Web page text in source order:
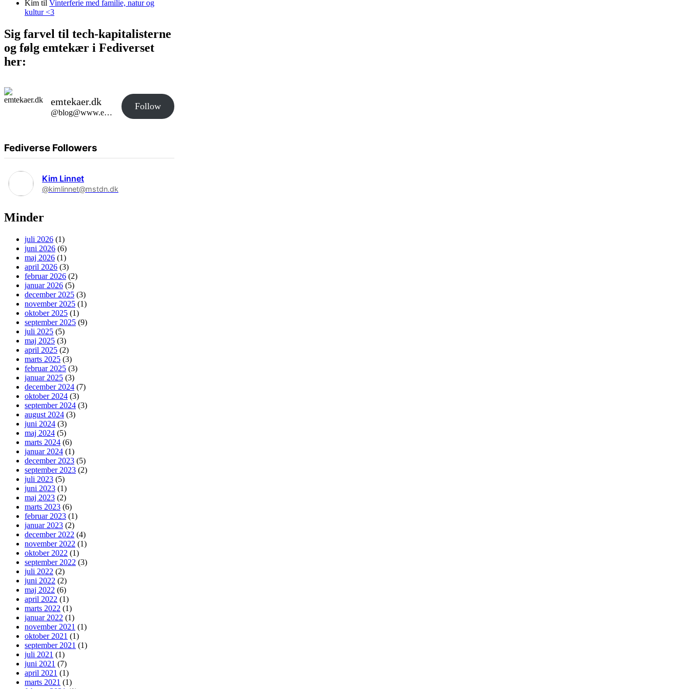
Kim til Vinterferie med familie, natur og
kultur <3
Sig farvel til tech-kapitalisterne
og følg emtekær i Fediverset
her:
emtekaer.dk
@blog@www.emtekaer.dk
Follow
Fediverse Followers
Kim Linnet
@kimlinnet@mstdn.dk
Minder
juli 2026 (1)
juni 2026 (6)
maj 2026 (1)
april 2026 (3)
februar 2026 (2)
januar 2026 (5)
december 2025 (3)
november 2025 (1)
oktober 2025 (1)
september 2025 (9)
juli 2025 (5)
maj 2025 (3)
april 2025 (2)
marts 2025 (3)
februar 2025 (3)
januar 2025 (3)
december 2024 (7)
oktober 2024 (3)
september 2024 (3)
august 2024 (3)
juni 2024 (3)
maj 2024 (5)
marts 2024 (6)
januar 2024 (1)
december 2023 (5)
september 2023 (2)
juli 2023 (5)
juni 2023 (1)
maj 2023 (2)
marts 2023 (6)
februar 2023 (1)
januar 2023 (2)
december 2022 (4)
november 2022 (1)
oktober 2022 (1)
september 2022 (3)
juli 2022 (2)
juni 2022 (2)
maj 2022 (6)
april 2022 (1)
marts 2022 (1)
januar 2022 (1)
november 2021 (1)
oktober 2021 (1)
september 2021 (1)
juli 2021 (1)
juni 2021 (7)
april 2021 (1)
marts 2021 (1)